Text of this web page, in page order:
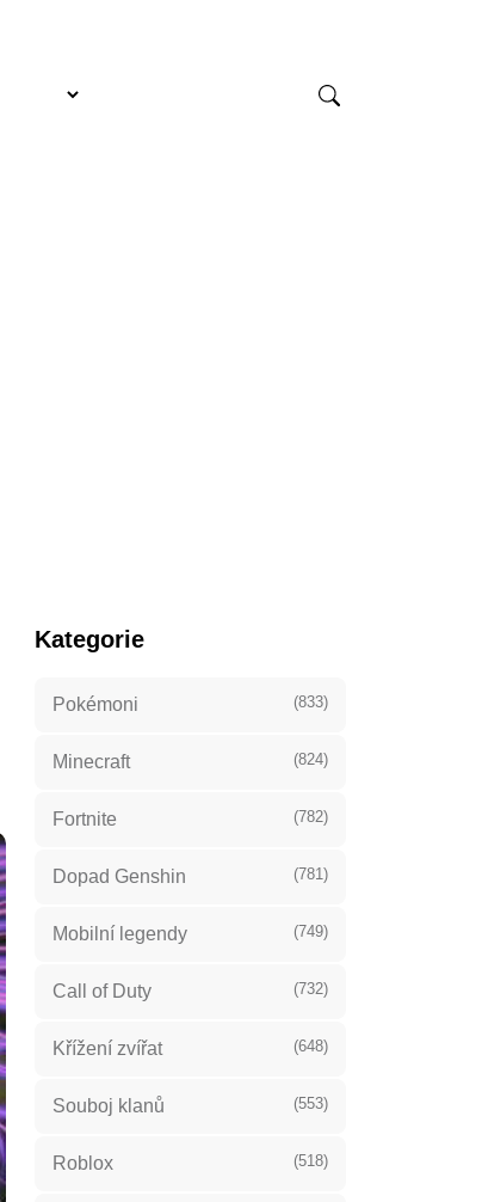
Kategorie
Pokémoni (833)
Minecraft (824)
Fortnite (782)
Dopad Genshin (781)
Mobilní legendy (749)
Call of Duty (732)
Křížení zvířat (648)
Souboj klanů (553)
Roblox (518)